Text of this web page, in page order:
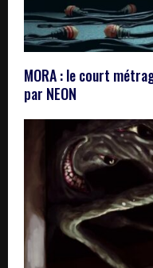
MORA : le court
par NEON